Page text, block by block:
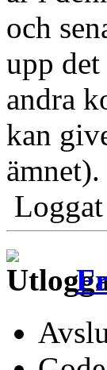
och
upp
andra
kan
Loggat